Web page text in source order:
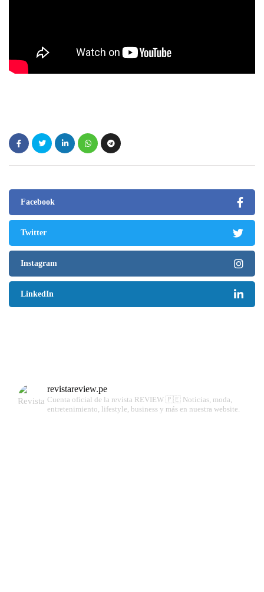
Facebook
Twitter
Instagram
LinkedIn
revistareview.pe
Cuenta oficial de la revista REVIEW 🇵🇪 Noticias, moda,
entretenimiento, lifestyle, business y más en nuestra website.